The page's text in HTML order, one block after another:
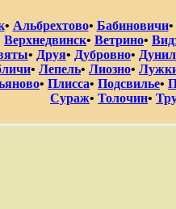
• Альбрехтово• Бабиновичи•
Верхнедвинск• Ветрино•
• Друя• Дубровно•
• Лепель• Лиозно•
• Плисса• Подсвилье•
Сураж• Толочин•